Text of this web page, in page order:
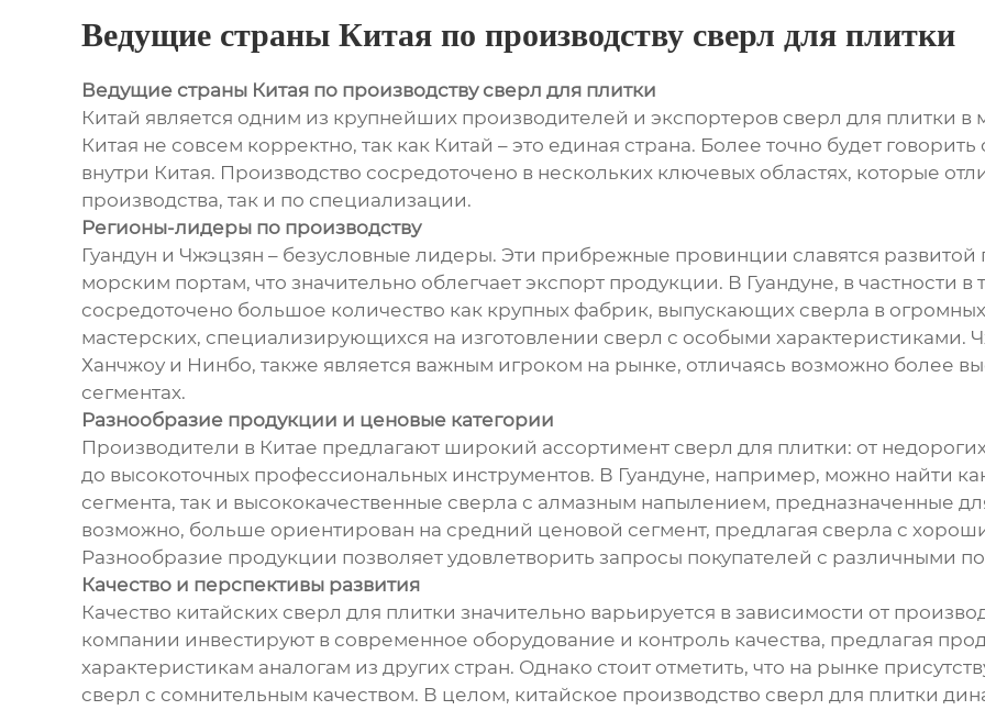
Ведущие страны Китая по производству сверл для плитки
Ведущие страны Китая по производству сверл для плитки
Китай является одним из крупнейших производителей и экспортеров сверл для плитки в
Китая не совсем корректно, так как Китай – это единая страна. Более точно будет
внутри Китая. Производство сосредоточено в нескольких ключевых областях, которые
производства, так и по специализации.
Регионы-лидеры по производству
Гуандун и Чжэцзян – безусловные лидеры. Эти прибрежные провинции славятся
морским портам, что значительно облегчает экспорт продукции. В Гуандуне, в частности
сосредоточено большое количество как крупных фабрик, выпускающих сверла в
мастерских, специализирующихся на изготовлении сверл с особыми характеристиками.
Ханчжоу и Нинбо, также является важным игроком на рынке, отличаясь возможно более
сегментах.
Разнообразие продукции и ценовые категории
Производители в Китае предлагают широкий ассортимент сверл для плитки: от
до высокоточных профессиональных инструментов. В Гуандуне, например, можно найти
сегмента, так и высококачественные сверла с алмазным напылением, предназначенные
возможно, больше ориентирован на средний ценовой сегмент, предлагая сверла с
Разнообразие продукции позволяет удовлетворить запросы покупателей с различными
Качество и перспективы развития
Качество китайских сверл для плитки значительно варьируется в зависимости от
компании инвестируют в современное оборудование и контроль качества, предлагая
характеристикам аналогам из других стран. Однако стоит отметить, что на рынке
сверл с сомнительным качеством. В целом, китайское производство сверл для плитки